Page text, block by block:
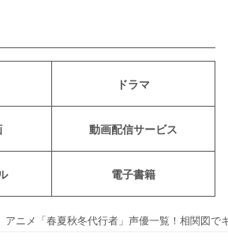
ドラマ
動画配信サービス
電子書籍
アニメ「春夏秋冬代行者」声優一覧！相関図で